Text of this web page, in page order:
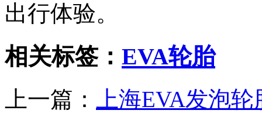
出行体验。
相关标签： EVA轮胎
上一篇：
上海EVA发泡轮